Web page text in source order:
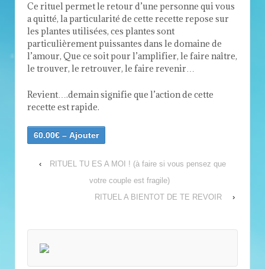
Ce rituel permet le retour d’une personne qui vous
a quitté, la particularité de cette recette repose sur
les plantes utilisées, ces plantes sont
particulièrement puissantes dans le domaine de
l’amour, Que ce soit pour l’amplifier, le faire naître,
le trouver, le retrouver, le faire revenir…
Revient….demain signifie que l’action de cette
recette est rapide.
60.00€ – Ajouter
‹
RITUEL TU ES A MOI ! (à faire si vous pensez que
votre couple est fragile)
RITUEL A BIENTOT DE TE REVOIR
›